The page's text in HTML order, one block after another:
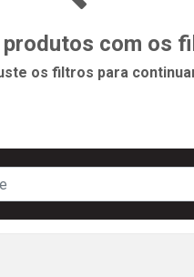
com os
os filtros para